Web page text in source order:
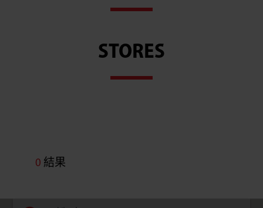
STORES
0 結果